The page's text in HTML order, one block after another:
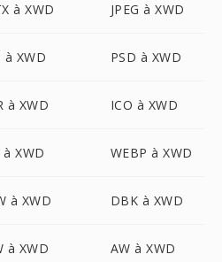
à XWD JPEG à XWD
à XWD PSD à XWD
à XWD ICO à XWD
à XWD WEBP à XWD
à XWD DBK à XWD
à XWD AW à XWD